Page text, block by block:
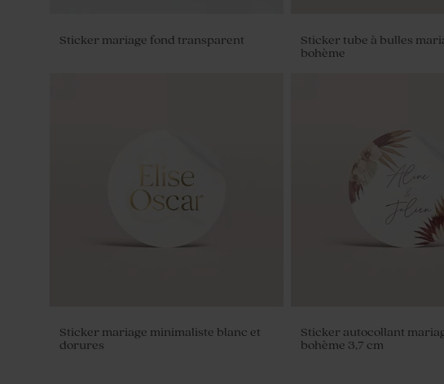
Carton réponse mariage
Sticker mariage fond transparent
Sticker tube à bulles
bohème
Sticker mariage minimaliste blanc et
dorures
Sticker autocollant
bohème 3,7 cm